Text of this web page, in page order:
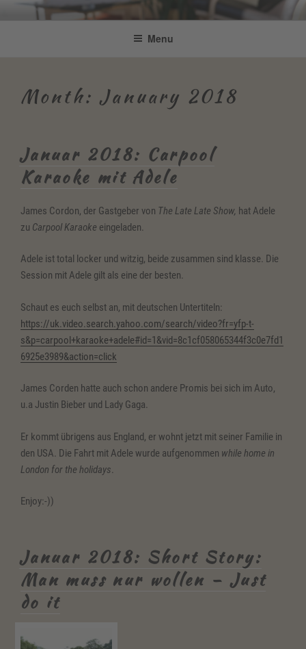
to
Be Connected by Bettina Bonkas
Resilienz | Coaching | Englisch +
Menu
Month:January 2018
Januar 2018: Carpool
Karaoke mit Adele
James Cordon, der Gastgeber von The Late Late Show, hat Adele
zu Carpool Karaoke eingeladen.
Adele ist total locker und witzig, beide zusammen sind klasse. Die
Session mit Adele gilt als eine der besten.
Schaut es euch selbst an, mit deutschen Untertiteln:
https://uk.video.search.yahoo.com/search/video?fr=yfp-t-
s&p=carpool+karaoke+adele#id=1&vid=8c1cf058065344f3c0e7fd1
6925e3989&action=click
James Corden hatte auch schon andere Promis bei sich im Auto,
u.a Justin Bieber und Lady Gaga.
Er kommt übrigens aus England, er wohnt jetzt mit seiner Familie in
den USA. Die Fahrt mit Adele wurde aufgenommen while home in
London for the holidays.
Enjoy:-))
Januar 2018: Short Story:
Man muss nur wollen – Just
do it